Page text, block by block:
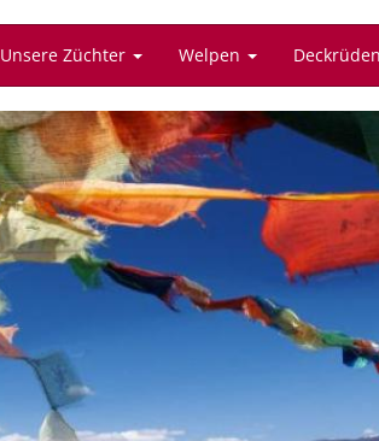
Unsere Züchter Welpen Deckrüden